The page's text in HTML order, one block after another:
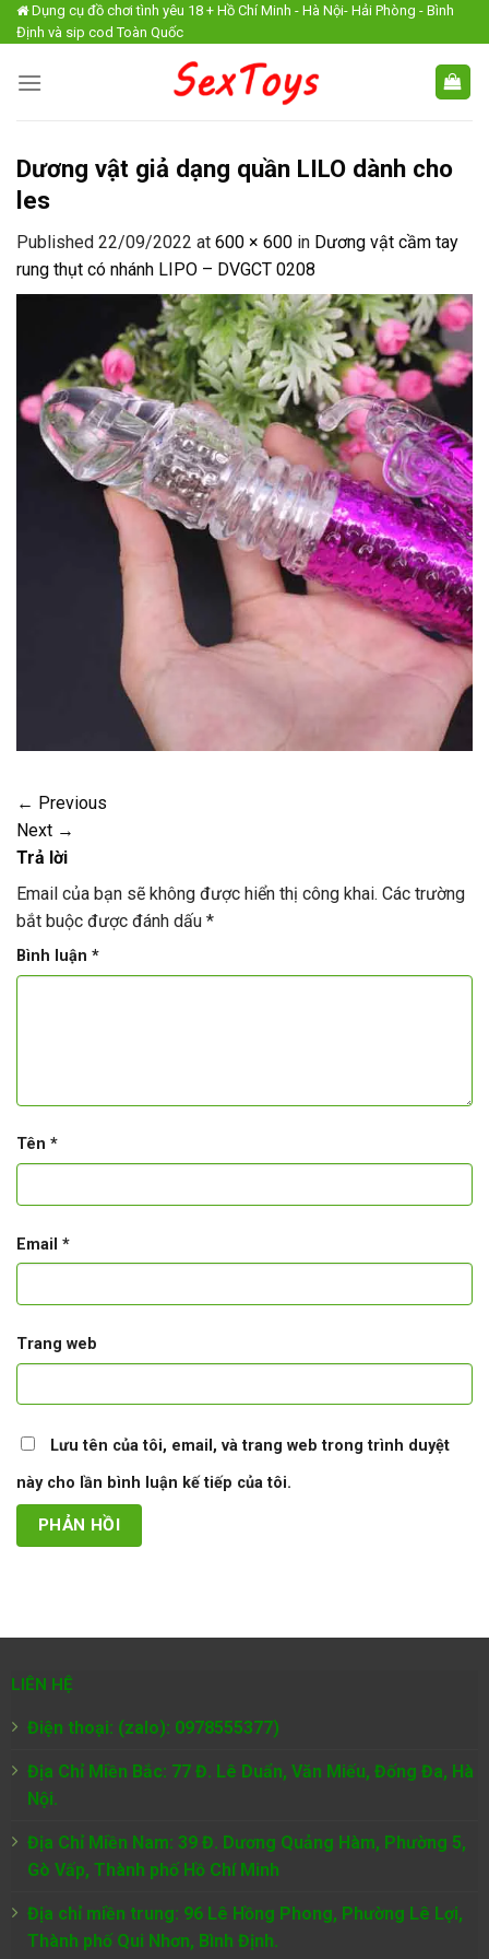
Skip
to
Dụng cụ đồ chơi tình yêu 18 + Hồ Chí Minh - Hà Nội- Hải Phòng - Bình
Định và sip cod Toàn Quốc
Dương vật giả dạng quần LILO dành cho
les
Published 22/09/2022 at 600 × 600 in Dương vật cầm tay
rung thụt có nhánh LIPO – DVGCT 0208
← Previous
Next →
Trả lời
Email của bạn sẽ không được hiển thị công khai. Các trường
bắt buộc được đánh dấu *
Bình luận *
Tên *
Email *
Trang web
Lưu tên của tôi, email, và trang web trong trình duyệt
này cho lần bình luận kế tiếp của tôi.
LIÊN HỆ
Điện thoại: (zalo): 0978555377)
Địa Chỉ Miền Bắc: 77 Đ. Lê Duẩn, Văn Miếu, Đống Đa, Hà
Nội.
Địa Chỉ Miền Nam: 39 Đ. Dương Quảng Hàm, Phường 5,
Gò Vấp, Thành phố Hồ Chí Minh
Địa chỉ miền trung: 96 Lê Hồng Phong, Phường Lê Lợi,
Thành phố Qui Nhơn, Bình Định.